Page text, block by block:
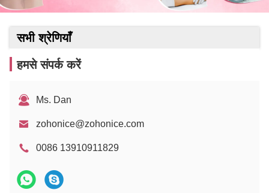
सभी श्रेणियाँ
हमसे संपर्क करें
Ms. Dan
zohonice@zohonice.com
0086 13910911829